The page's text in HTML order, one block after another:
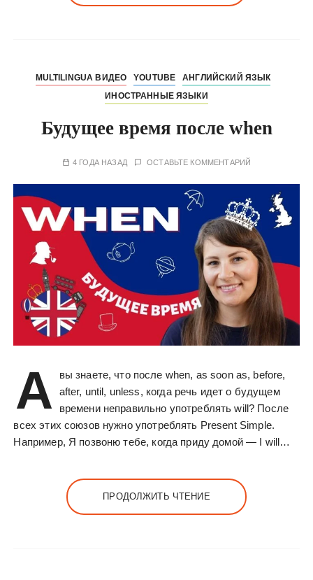
MULTILINGUA ВИДЕО YOUTUBE
АНГЛИЙСКИЙ ЯЗЫК
ИНОСТРАННЫЕ ЯЗЫКИ
Будущее время после when
4 ГОДА НАЗАД ОСТАВЬТЕ КОММЕНТАРИЙ
А
вы знаете, что после when, as soon as, before,
after, until, unless, когда речь идет о будущем
времени неправильно употреблять will? После
всех этих союзов нужно употреблять Present Simple.
Например, Я позвоню тебе, когда приду домой — I will…
ПРОДОЛЖИТЬ ЧТЕНИЕ